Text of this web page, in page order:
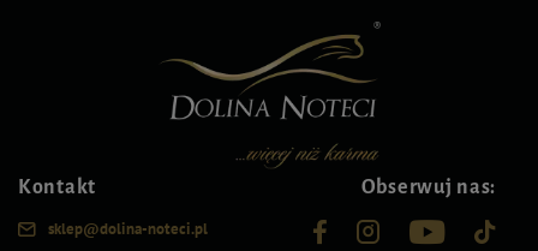
Kontakt
sklep@dolina-noteci.pl
Obserwuj nas: